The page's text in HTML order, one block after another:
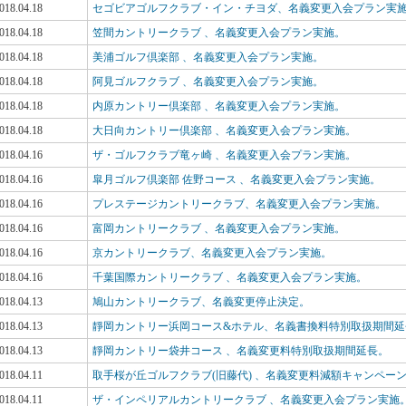
セゴビアゴルフクラブ・イン・チヨダ、名義変更入会プラン実施
笠間カントリークラブ 、名義変更入会プラン実施。
美浦ゴルフ倶楽部 、名義変更入会プラン実施。
阿見ゴルフクラブ 、名義変更入会プラン実施。
内原カントリー倶楽部 、名義変更入会プラン実施。
大日向カントリー倶楽部 、名義変更入会プラン実施。
ザ・ゴルフクラブ竜ヶ崎 、名義変更入会プラン実施。
皐月ゴルフ倶楽部 佐野コース 、名義変更入会プラン実施。
プレステージカントリークラブ、名義変更入会プラン実施。
富岡カントリークラブ 、名義変更入会プラン実施。
京カントリークラブ、名義変更入会プラン実施。
千葉国際カントリークラブ 、名義変更入会プラン実施。
鳩山カントリークラブ、名義変更停止決定。
靜岡カントリー浜岡コース&ホテル、名義書換料特別取扱期間延
靜岡カントリー袋井コース 、名義変更料特別取扱期間延長。
取手桜が丘ゴルフクラブ(旧藤代) 、名義変更料減額キャンペーン
ザ・インペリアルカントリークラブ 、名義変更入会プラン実施。